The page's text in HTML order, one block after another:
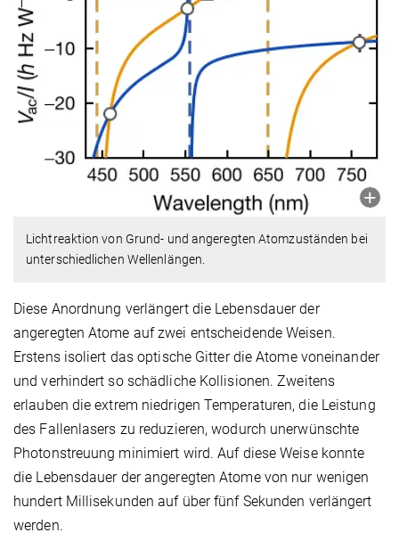
Lichtreaktion von Grund- und angeregten Atomzuständen bei
unterschiedlichen Wellenlängen.
Diese Anordnung verlängert die Lebensdauer der
angeregten Atome auf zwei entscheidende Weisen.
Erstens isoliert das optische Gitter die Atome voneinander
und verhindert so schädliche Kollisionen. Zweitens
erlauben die extrem niedrigen Temperaturen, die Leistung
des Fallenlasers zu reduzieren, wodurch unerwünschte
Photonstreuung minimiert wird. Auf diese Weise konnte
die Lebensdauer der angeregten Atome von nur wenigen
hundert Millisekunden auf über fünf Sekunden verlängert
werden.